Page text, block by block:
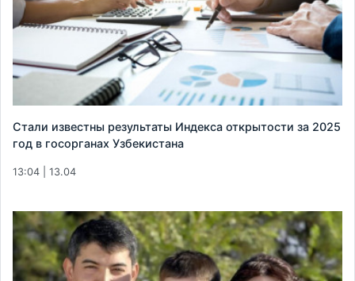
Стали известны результаты Индекса открытости за 2025
год в госорганах Узбекистана
13:04 | 13.04